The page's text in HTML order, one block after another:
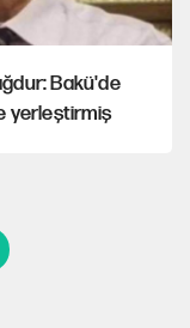
Bakü'de
yerleştirmiş